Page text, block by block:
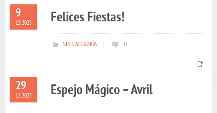
9
12 2025 Felices Fiestas!
SIN CATEGORÍA 0
29
11 2025 Espejo Mágico – Avril